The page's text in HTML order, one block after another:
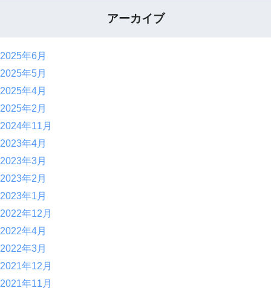
アーカイブ
2025年6月
2025年5月
2025年4月
2025年2月
2024年11月
2023年4月
2023年3月
2023年2月
2023年1月
2022年12月
2022年4月
2022年3月
2021年12月
2021年11月